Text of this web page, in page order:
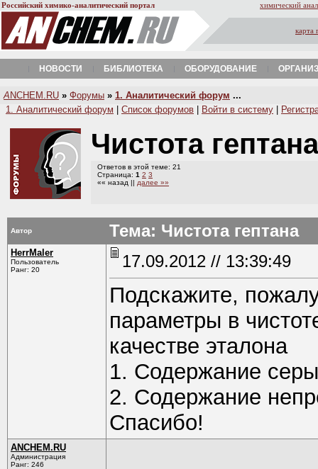
Российский химико-аналитический портал химический
карта
НОВОСТИ БИБЛИОТЕКА ОБОРУДОВАНИЕ
A NCHEM.RU » Форумы » 1. Аналитический форум ...
1. Аналитический форум
Список форумов Войти в систему
Чистота
Ответов в этой теме: 21
Страница: 1 2 3
«« назад || далее »»
Автор Тема: Чистота гептана
HerrMaler
Пользователь
Ранг: 20
17.09.2012 // 13:39:49
Подскажите,
параметры в
качестве эталона
1. Содержание
2. Содержание
Спасибо!
ANCHEM.RU
Администрация
Ранг: 246